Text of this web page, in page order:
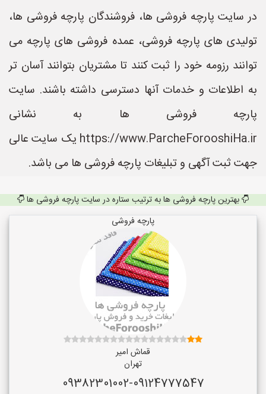
در سایت پارچه فروشی ها، فروشندگان پارچه فروشی ها،
تولیدی های پارچه فروشی، عمده فروشی های پارچه می
توانند رزومه خود را ثبت کنند تا مشتریان بتوانند آسان تر
به اطلاعات و خدمات آنها دسترسی داشته باشند. سایت
پارچه فروشی ها به نشانی
https://www.ParcheForooshiHa.ir یک سایت عالی
جهت ثبت آگهی و تبلیغات پارچه فروشی ها می باشد.
بهترین پارچه فروشی ها به ترتیب ستاره در سایت پارچه فروشی ها
پارچه فروشی
قماش امیر
تهران
09382301002-09124777547